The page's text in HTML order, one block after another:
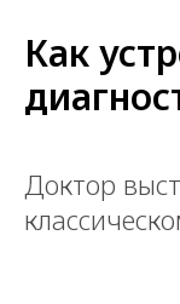
Как
Доктор